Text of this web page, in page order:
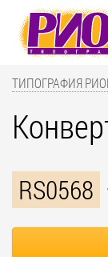
ТИПОГРАФИЯ
RS0568